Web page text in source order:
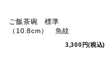
ご飯茶碗 標準
（10.8cm） 魚紋
3,300円(税込)